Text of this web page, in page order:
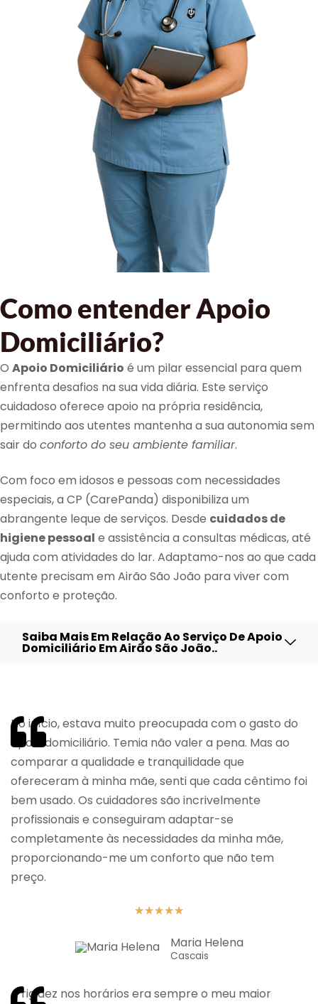
Como entender Apoio
Domiciliário?
O Apoio Domiciliário é um pilar essencial para quem
enfrenta desafios na sua vida diária. Este serviço
cuidadoso oferece apoio na própria residência,
permitindo aos utentes mantenha a sua autonomia sem
sair do conforto do seu ambiente familiar.
Com foco em idosos e pessoas com necessidades
especiais, a CP (CarePanda) disponibiliza um
abrangente leque de serviços. Desde cuidados de
higiene pessoal e assistência a consultas médicas, até
ajuda com atividades do lar. Adaptamo-nos ao que cada
utente precisam em Airão São João para viver com
conforto e proteção.
Saiba Mais Em Relação Ao Serviço De Apoio
Domiciliário Em Airão São João..
No início, estava muito preocupada com o gasto do
apoio domiciliário. Temia não valer a pena. Mas ao
comparar a qualidade e tranquilidade que
ofereceram à minha mãe, senti que cada cêntimo foi
bem usado. Os cuidadores são incrivelmente
profissionais e conseguiram adaptar-se
completamente às necessidades da minha mãe,
proporcionando-me um conforto que não tem
preço.
★★★★★
Maria Helena
Cascais
A rigidez nos horários era sempre o meu maior